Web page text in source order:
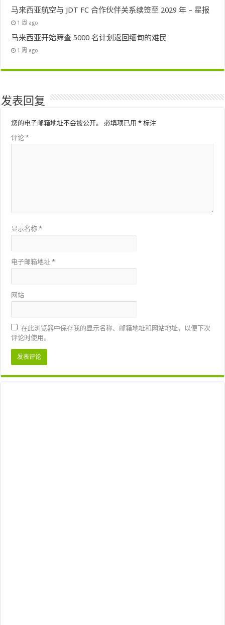
马来西亚航空与 JDT FC 合作伙伴关系续签至 2029 年 – 星报
1 周 ago
马来西亚开始筛查 5000 名计划返回缅甸的难民
1 周 ago
发表回复
您的电子邮箱地址不会被公开。 必填项已用* 标注
评论*
显示名称*
电子邮箱地址*
网站
在此浏览器中保存我的显示名称、邮箱地址和网站地址，以便下次
评论时使用。